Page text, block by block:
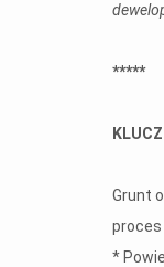
*****
Grunt
*